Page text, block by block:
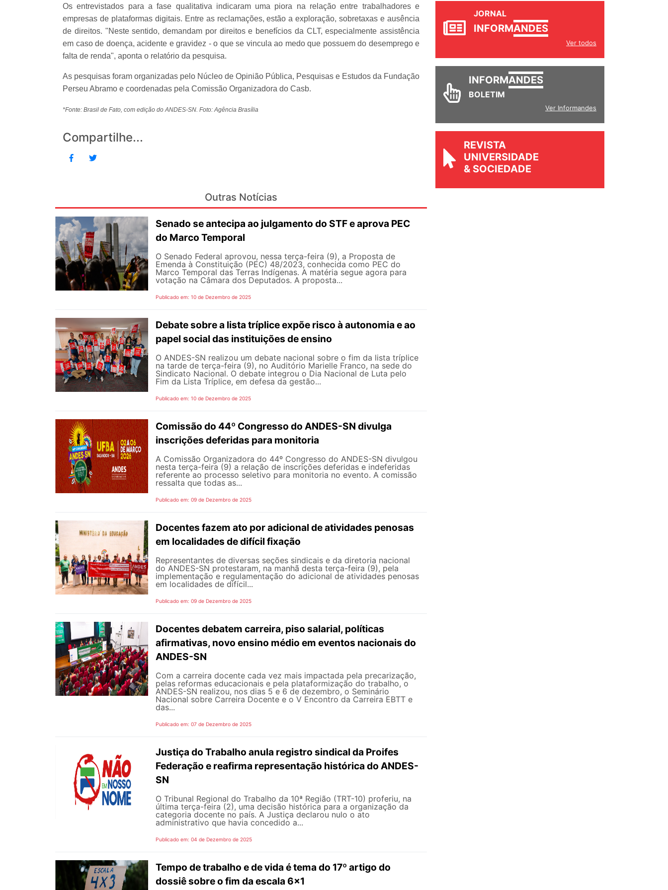
Os entrevistados para a fase qualitativa indicaram uma piora na relação entre trabalhadores e
empresas de plataformas digitais. Entre as reclamações, estão a exploração, sobretaxas e ausência
de direitos. "Neste sentido, demandam por direitos e benefícios da CLT, especialmente assistência
em caso de doença, acidente e gravidez - o que se vincula ao medo que possuem do desemprego e
falta de renda", aponta o relatório da pesquisa.
As pesquisas foram organizadas pelo Núcleo de Opinião Pública, Pesquisas e Estudos da Fundação
Perseu Abramo e coordenadas pela Comissão Organizadora do Casb.
*Fonte: Brasil de Fato, com edição do ANDES-SN. Foto: Agência Brasília
Compartilhe...
Outras Notícias
Senado se antecipa ao julgamento do STF e aprova PEC
do Marco Temporal
O Senado Federal aprovou, nessa terça-feira (9), a Proposta de
Emenda à Constituição (PEC) 48/2023, conhecida como PEC do
Marco Temporal das Terras Indígenas. A matéria segue agora para
votação na Câmara dos Deputados. A proposta...
Publicado em: 10 de Dezembro de 2025
Debate sobre a lista tríplice expõe risco à autonomia e ao
papel social das instituições de ensino
O ANDES-SN realizou um debate nacional sobre o fim da lista tríplice
na tarde de terça-feira (9), no Auditório Marielle Franco, na sede do
Sindicato Nacional. O debate integrou o Dia Nacional de Luta pelo
Fim da Lista Tríplice, em defesa da gestão...
Publicado em: 10 de Dezembro de 2025
Comissão do 44º Congresso do ANDES-SN divulga
inscrições deferidas para monitoria
A Comissão Organizadora do 44º Congresso do ANDES-SN divulgou
nesta terça-feira (9) a relação de inscrições deferidas e indeferidas
referente ao processo seletivo para monitoria no evento. A comissão
ressalta que todas as...
Publicado em: 09 de Dezembro de 2025
Docentes fazem ato por adicional de atividades penosas
em localidades de difícil fixação
Representantes de diversas seções sindicais e da diretoria nacional
do ANDES-SN protestaram, na manhã desta terça-feira (9), pela
implementação e regulamentação do adicional de atividades penosas
em localidades de difícil...
Publicado em: 09 de Dezembro de 2025
Docentes debatem carreira, piso salarial, políticas
afirmativas, novo ensino médio em eventos nacionais do
ANDES-SN
Com a carreira docente cada vez mais impactada pela precarização,
pelas reformas educacionais e pela plataformização do trabalho, o
ANDES-SN realizou, nos dias 5 e 6 de dezembro, o Seminário
Nacional sobre Carreira Docente e o V Encontro da Carreira EBTT e
das...
Publicado em: 07 de Dezembro de 2025
Justiça do Trabalho anula registro sindical da Proifes
Federação e reafirma representação histórica do ANDES-
SN
O Tribunal Regional do Trabalho da 10ª Região (TRT-10) proferiu, na
última terça-feira (2), uma decisão histórica para a organização da
categoria docente no país. A Justiça declarou nulo o ato
administrativo que havia concedido a...
Publicado em: 04 de Dezembro de 2025
Tempo de trabalho e de vida é tema do 17º artigo do
dossiê sobre o fim da escala 6x1
JORNAL
INFORMANDES
Ver todos
INFORMANDES
BOLETIM
Ver Informandes
REVISTA
UNIVERSIDADE
& SOCIEDADE